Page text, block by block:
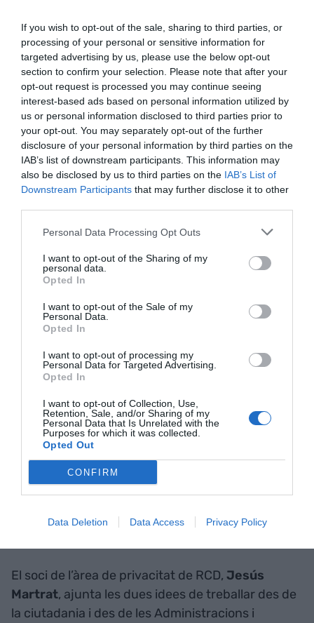
If you wish to opt-out of the sale, sharing to third parties, or
processing of your personal or sensitive information for
targeted advertising by us, please use the below opt-out
section to confirm your selection. Please note that after your
opt-out request is processed you may continue seeing
interest-based ads based on personal information utilized by
us or personal information disclosed to third parties prior to
your opt-out. You may separately opt-out of the further
disclosure of your personal information by third parties on the
IAB’s list of downstream participants. This information may
also be disclosed by us to third parties on the IAB’s List of
Downstream Participants that may further disclose it to other
Personal Data Processing Opt Outs
I want to opt-out of the Sharing of my
personal data.
Opted In
I want to opt-out of the Sale of my
Personal Data.
Opted In
I want to opt-out of processing my
Personal Data for Targeted Advertising.
Opted In
I want to opt-out of Collection, Use,
Retention, Sale, and/or Sharing of my
Personal Data that Is Unrelated with the
Purposes for which it was collected.
Opted Out
CONFIRM
Data Deletion Data Access Privacy Policy
amb la cooperativaMensakas, que poden aportar
la solució a l’última milla a través del que coneixen
del carrer. És l’hora d’animar la societat a
construir sobre la realitat”.
Imatge del Mobile Talks sobre el nou RGPD | A.
Tota una proposta que ja s’està materialitzant
SalusCoop, un projecte que vol posar al
servei de la investigació la informació mèdica que
tenen els organismes públics i privats. Ara per ara
el cost de la seva captació i gestió és alt, però no
hi ha retorn. “Necessitem que els usuaris ens
donin el seu permís per accelerar la innovació per
curar malalties i això només s’aconsegueix amb
El soci de l’àrea de privacitat de RCD, Jesús
Martrat, ajunta les dues idees de treballar des de
la ciutadania i des de les Administracions i